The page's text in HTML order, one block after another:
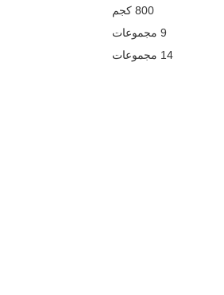
800 كجم
9 مجموعات
14 مجموعات